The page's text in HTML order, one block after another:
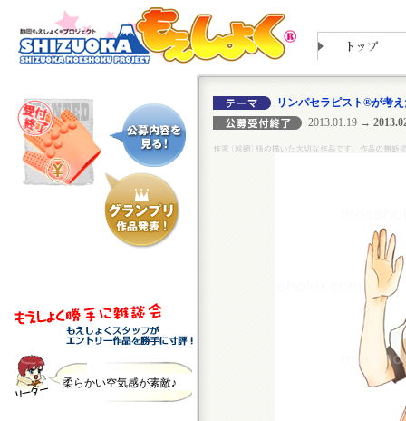
柔らかい空気感が素敵♪
リンパセラピスト®が考
2013.01.19 →